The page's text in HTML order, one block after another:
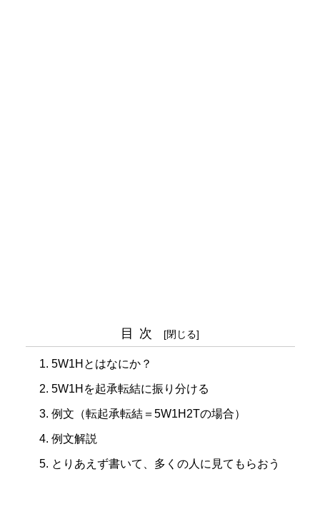
目次
5W1Hとはなにか？
5W1Hを起承転結に振り分ける
例文（転起承転結＝5W1H2Tの場合）
例文解説
とりあえず書いて、多くの人に見てもらおう